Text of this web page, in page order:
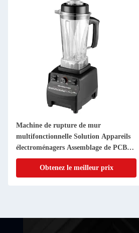
Machine de rupture de mur
multifonctionnelle Solution Appareils
électroménagers Assemblage de PCB
rapide
Obtenez le meilleur prix